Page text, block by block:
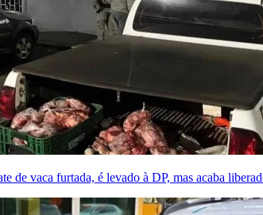
de vaca furtada, é levado à DP, mas acaba